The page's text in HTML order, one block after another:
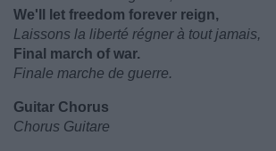
We'll let freedom forever reign,
Laissons la liberté régner à tout jamais,
Final march of war.
Finale marche de guerre.
Guitar Chorus
Chorus Guitare